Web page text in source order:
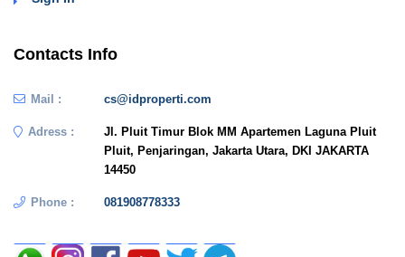
Contacts Info
Mail : cs@idproperti.com
Adress :
Jl. Pluit Timur Blok MM Apartemen Laguna Pluit
Pluit, Penjaringan, Jakarta Utara, DKI JAKARTA
14450
Phone : 081908778333